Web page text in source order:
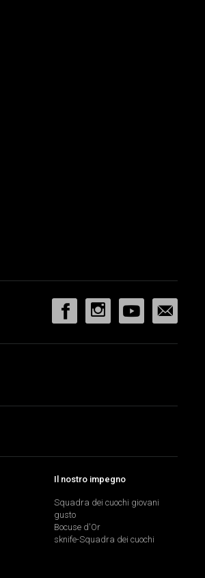
Il nostro impegno
Squadra dei cuochi giovani
gusto
Bocuse d'Or
sknife-Squadra dei cuochi